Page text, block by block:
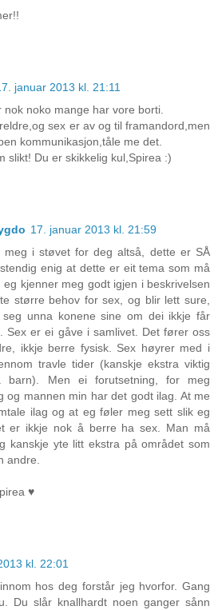
januar 2013 kl. 21:11
noko mange har vore borti.
sex er av og til framandord,men
kommunikasjon,tåle me det.
slikt! Du er skikkelig kul,Spirea :)
17. januar 2013 kl. 21:59
meg i støvet for deg altså, dette er SÅ
enig at dette er eit tema som må
kjenner meg godt igjen i beskrivelsen
større behov for sex, og blir lett sure,
unna konene sine om dei ikkje får
Sex er ei gåve i samlivet. Det fører oss
ikkje berre fysisk. Sex høyrer med i
travle tider (kanskje ekstra viktig
Men ei forutsetning, for meg
og mannen min har det godt ilag. At me
ilag og at eg føler meg sett slik eg
er ikkje nok å berre ha sex. Man må
kanskje yte litt ekstra på området som
andre.
♥
kl. 22:01
hos deg forstår jeg hvorfor. Gang
Du slår knallhardt noen ganger sånn